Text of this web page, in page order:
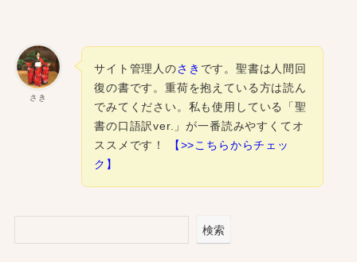
さき
サイト管理人のさき です。聖書は人間回
復の書です。重荷を抱えている方は読ん
でみてください。私も使用している「聖
書の口語訳ver.」が一番読みやすくてオ
ススメです！
【>>こちらからチェッ
ク】
検索